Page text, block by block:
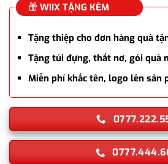
WIIX TẶNG KÈM
Tặng thiệp cho đơn hàng quà
Tặng túi đựng, thắt nơ, gói quà
Miễn phí khắc tên, logo lên sản